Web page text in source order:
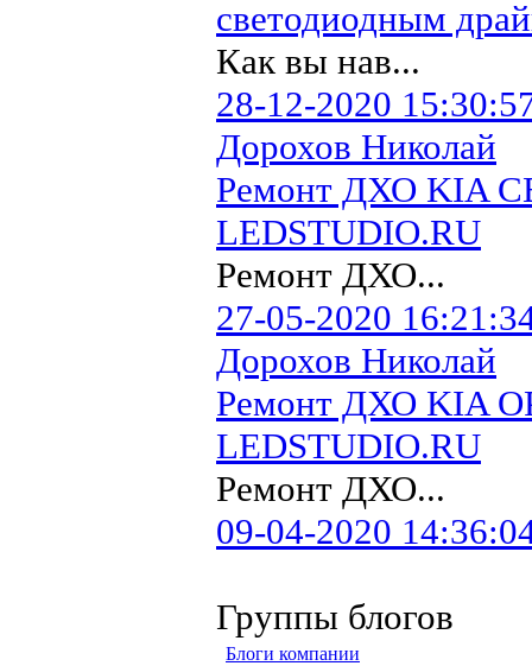
светодиодным
Как вы нав...
28-12-2020
Дорохов Николай
Ремонт ДХО KIA
LEDSTUDIO.RU
Ремонт ДХО...
27-05-2020
Дорохов Николай
Ремонт ДХО KIA
LEDSTUDIO.RU
Ремонт ДХО...
09-04-2020
Группы блогов
Блоги компании